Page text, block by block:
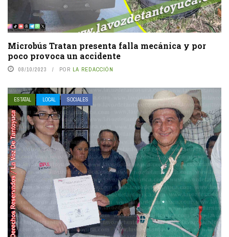
Microbús Tratan presenta falla mecánica y por
poco provoca un accidente
08/10/2023 POR LA REDACCIÓN
ESTATAL LOCAL SOCIALES